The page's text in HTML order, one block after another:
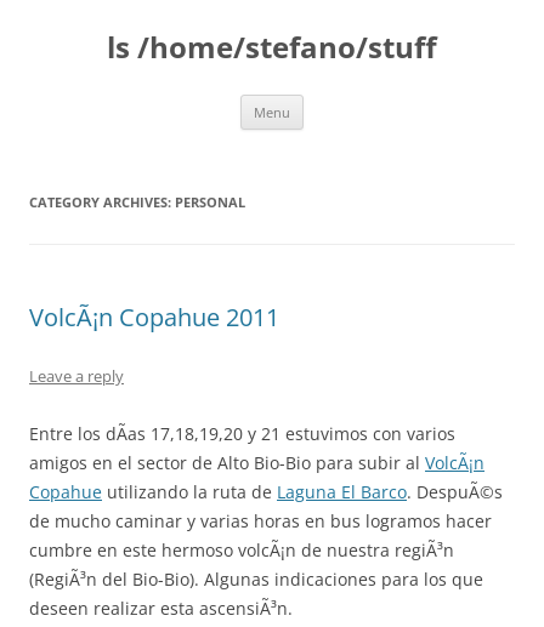
ls /home/stefano/stuff
Menu
CATEGORY ARCHIVES: PERSONAL
VolcÃ¡n Copahue 2011
Leave a reply
Entre los dÃ­as 17,18,19,20 y 21 estuvimos con varios
amigos en el sector de Alto Bio-Bio para subir al VolcÃ¡n
Copahue utilizando la ruta de Laguna El Barco. DespuÃ©s
de mucho caminar y varias horas en bus logramos hacer
cumbre en este hermoso volcÃ¡n de nuestra regiÃ³n
(RegiÃ³n del Bio-Bio). Algunas indicaciones para los que
deseen realizar esta ascensiÃ³n.